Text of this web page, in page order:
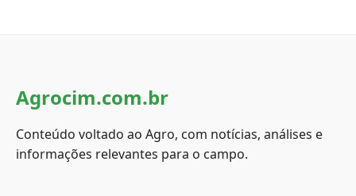
Agrocim.com.br
Conteúdo voltado ao Agro, com notícias, análises e
informações relevantes para o campo.